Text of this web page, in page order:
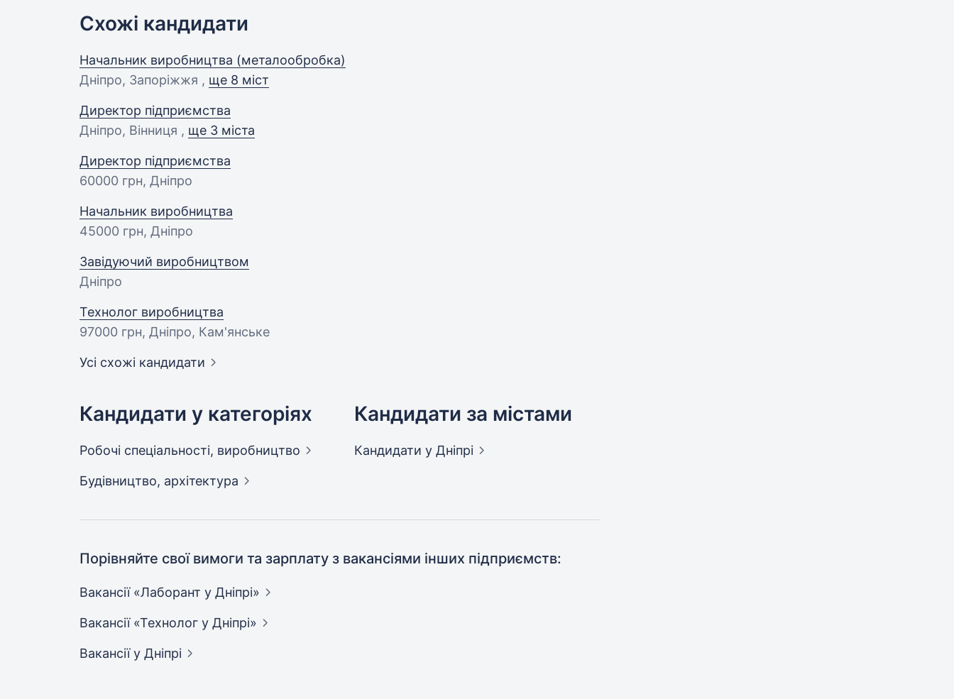
Схожі кандидати
Начальник виробництва (металообробка)
Дніпро, Запоріжжя , ще 8 міст
Директор підприємства
Дніпро, Вінниця , ще 3 міста
Директор підприємства
60000 грн, Дніпро
Начальник виробництва
45000 грн, Дніпро
Завідуючий виробництвом
Дніпро
Технолог виробництва
97000 грн, Дніпро, Кам'янське
Усі схожі кандидати
Кандидати у категоріях
Робочі спеціальності, виробництво
Будівництво, архітектура
Кандидати за містами
Кандидати у Дніпрі
Порівняйте свої вимоги та зарплату з вакансіями інших підприємств:
Вакансії «Лаборант у Дніпрі»
Вакансії «Технолог у Дніпрі»
Вакансіїу Дніпрі